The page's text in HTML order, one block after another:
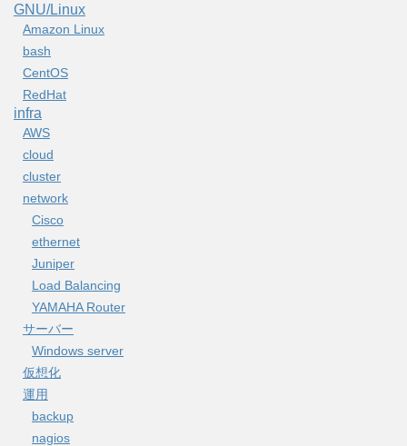
GNU/Linux
Amazon Linux
bash
CentOS
RedHat
infra
AWS
cloud
cluster
network
Cisco
ethernet
Juniper
Load Balancing
YAMAHA Router
サーバー
Windows server
仮想化
運用
backup
nagios